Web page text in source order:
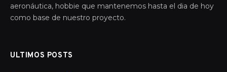
aeronáutica, hobbie que mantenemos hasta el dia de hoy
como base de nuestro proyecto.
ULTIMOS POSTS